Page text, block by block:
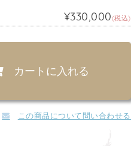
¥330,000(税込)
カートに入れる
この商品について問い合わせる